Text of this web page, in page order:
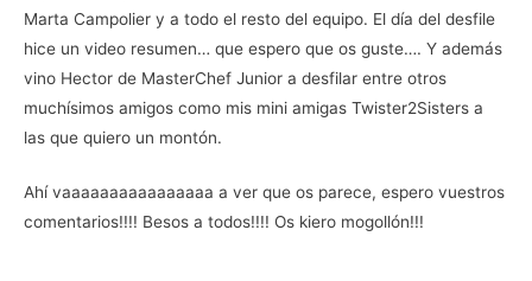
Marta Campolier y a todo el resto del equipo. El día del desfile
hice un video resumen… que espero que os guste…. Y además
vino Hector de MasterChef Junior a desfilar entre otros
muchísimos amigos como mis mini amigas Twister2Sisters a
las que quiero un montón.
Ahí vaaaaaaaaaaaaaaaa a ver que os parece, espero vuestros
comentarios!!!! Besos a todos!!!! Os kiero mogollón!!!